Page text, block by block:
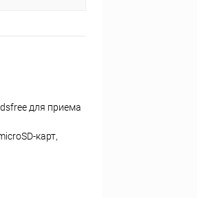
для приема
карт,